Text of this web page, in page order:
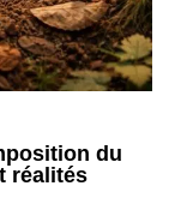
du
réalités